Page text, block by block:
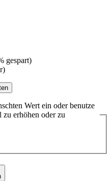
gespart)
Wert ein oder benutze
erhöhen oder zu